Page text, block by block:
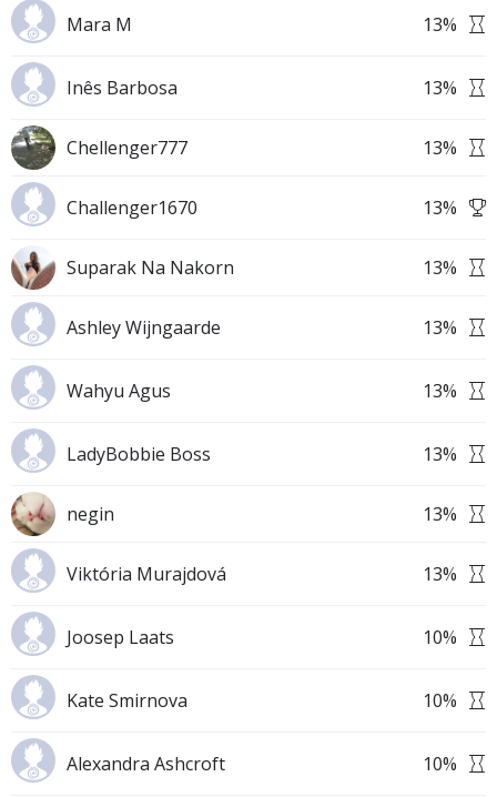
Mara M 13%
Inês Barbosa 13%
Chellenger777 13%
Challenger1670 13%
Suparak Na Nakorn 13%
Ashley Wijngaarde 13%
Wahyu Agus 13%
LadyBobbie Boss 13%
negin 13%
Viktória Murajdová 13%
Joosep Laats 10%
Kate Smirnova 10%
Alexandra Ashcroft 10%